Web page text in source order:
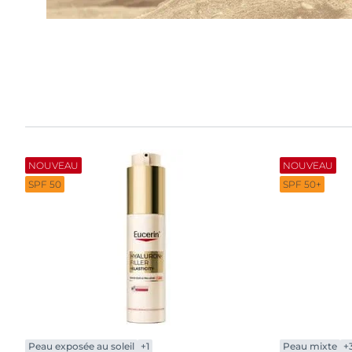
Lèvres sèches
Peau hypersensible
NOUVEAU
SPF 50
Peau exposée au soleil +1
NOUVEAU
SPF 50+
Peau mixte